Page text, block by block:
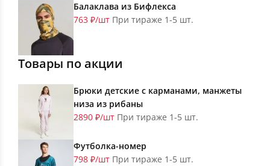
Балаклава из Бифлекса
763 ₽/шт При тираже 1-5 шт.
Товары по акции
Брюки детские с карманами, манжеты
низа из рибаны
2890 ₽/шт При тираже 1-5 шт.
Футболка-номер
798 ₽/шт При тираже 1-5 шт.